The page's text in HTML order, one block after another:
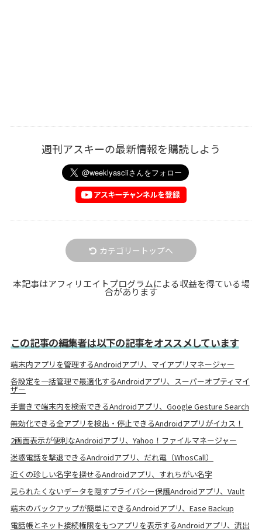
週刊アスキーの最新情報を購読しよう
カテゴリートップへ
本記事はアフィリエイトプログラムによる収益を得ている場
合があります
この記事の編集者は以下の記事をオススメしています
端末内アプリを管理するAndroidアプリ、マイアプリマネージャー
各設定を一括管理で最適化するAndroidアプリ、スーパーオプティマイ
ザー
手書きで端末内を検索できるAndroidアプリ、Google Gesture Search
無効化できる全アプリを検出・停止できるAndroidアプリがイカス！
2画面表示が便利なAndroidアプリ、Yahoo！ファイルマネージャー
迷惑電話を撃退できるAndroidアプリ、だれ電（WhosCall）
近くの珍しい名字を探せるAndroidアプリ、すれちがい名字
見られたくないデータを隠すプライバシー保護Androidアプリ、Vault
端末のバックアップが簡単にできるAndroidアプリ、Ease Backup
電話帳とネット接続権限をもつアプリを表示するAndroidアプリ、流出